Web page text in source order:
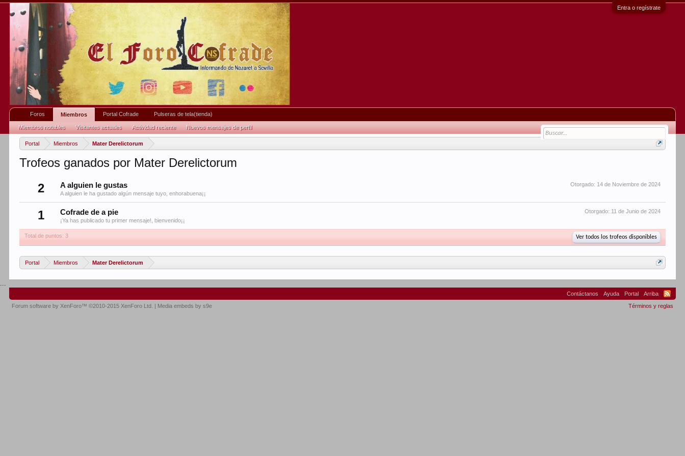
Entra o regístrate
Portal Miembros Mater Derelictorum
Trofeos ganados por Mater Derelictorum
2
Otorgado: 14 de Noviembre de 2024
A alguien le gustas
A alguien le ha gustado algún mensaje tuyo, enhorabuena¡¡
1 Otorgado: 11 de Junio de 2024
Cofrade de a pie
¡Ya has publicado tu primer mensaje!, bienvenido¡¡
Total de puntos: 3 Ver todos los trofeos disponibles
Portal Miembros Mater Derelictorum
Foros Miembros
Miembros notables Visitantes actuales Actividad reciente Nuevos mensajes de perfil
Portal Cofrade Pulseras de tela(tienda)
...
Contáctanos Ayuda Portal
Arriba
Términos y reglas
Forum software by XenForo™©2010-2015 XenForo Ltd. | Media embeds by s9e